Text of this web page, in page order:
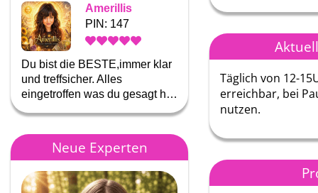
Amerillis
PIN: 147
Du bist die BESTE,immer klar
und treffsicher. Alles
eingetroffen was du gesagt h…
schriftliche Abmahnung
bezüglich des Lärms geb…
Neue Experten
Täglich von 12-
erreichbar, bei
nutzen.